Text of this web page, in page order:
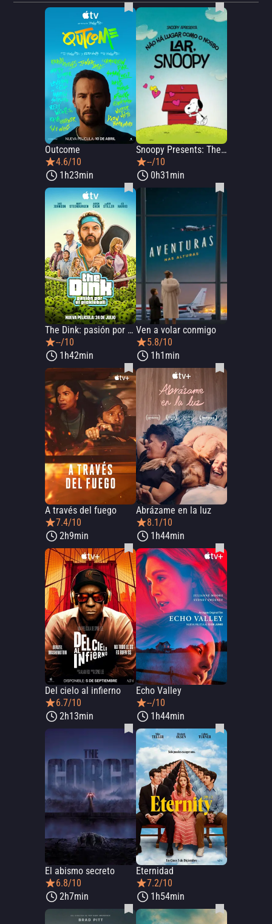
Outcome
4.6/10
1h23min
Snoopy Presents: There's No Place Like Home, Snoopy
--/10
0h31min
The Dink: pasión por el pickleball
--/10
1h42min
Ven a volar conmigo
5.8/10
1h1min
A través del fuego
7.4/10
2h9min
Abrázame en la luz
8.1/10
1h44min
Del cielo al infierno
6.7/10
2h13min
Echo Valley
--/10
1h44min
El abismo secreto
6.8/10
2h7min
Eternidad
7.2/10
1h54min